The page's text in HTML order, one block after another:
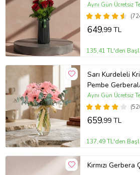
Aynı Gün Ücretsiz
649,99 TL
135,41 TL'den
Sarı Kurdeleli
Pembe
Aynı Gün Ücretsiz
659,99 TL
137,49 TL'den
Kırmızı